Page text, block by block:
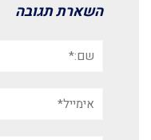
השארת תגובה